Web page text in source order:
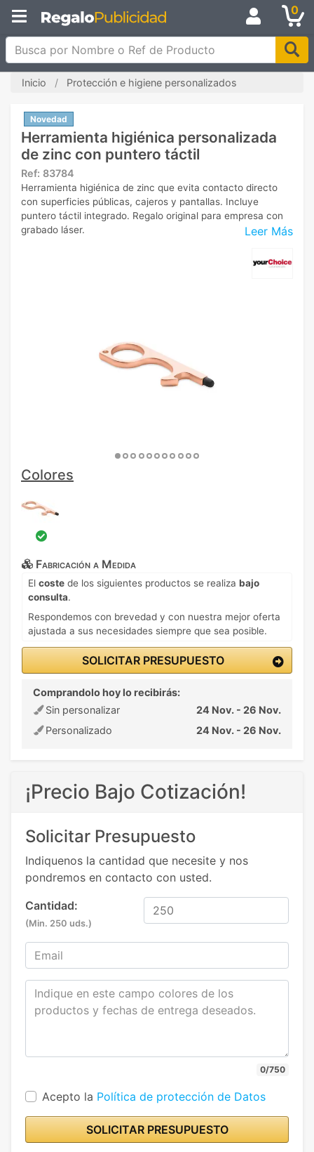
0
Busca por Nombre o Ref de Producto
Inicio Protección e higiene personalizados
Novedad
Herramienta higiénica personalizada
de zinc con puntero táctil
Ref: 83784
Leer Más
Herramienta higiénica de zinc que evita contacto directo
con superficies públicas, cajeros y pantallas. Incluye
puntero táctil integrado. Regalo original para empresa con
grabado láser.
Colores
Fabricación a Medida
El coste de los siguientes productos se realiza bajo
consulta.
Respondemos con brevedad y con nuestra mejor oferta
ajustada a sus necesidades siempre que sea posible.
SOLICITAR PRESUPUESTO
Comprandolo hoy lo recibirás:
Sin personalizar
24 Nov. - 26 Nov.
Personalizado
24 Nov. - 26 Nov.
¡Precio Bajo Cotización!
Solicitar Presupuesto
Indiquenos la cantidad que necesite y nos
pondremos en contacto con usted.
Cantidad:
(Min. 250 uds.)
0/750
Acepto la Política de protección de Datos
SOLICITAR PRESUPUESTO